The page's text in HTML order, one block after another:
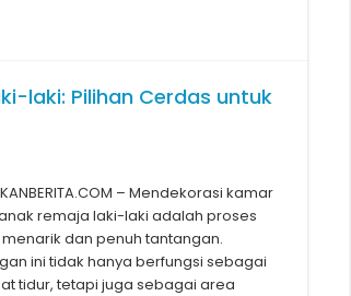
laki: Pilihan Cerdas untuk
– Mendekorasi kamar
remaja laki-laki adalah proses
dan penuh tantangan.
ini tidak hanya berfungsi sebagai
tidur, tetapi juga sebagai area